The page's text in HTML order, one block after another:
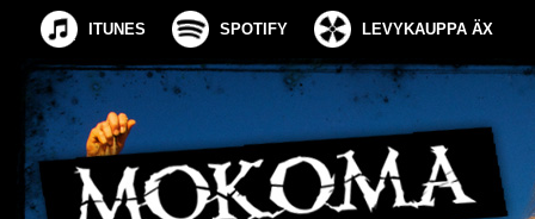
ITUNES SPOTIFY LEVYKAUPPA ÄX